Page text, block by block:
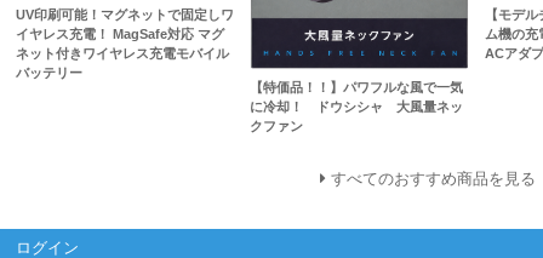
UV印刷可能！マグネットで固定しワ
イヤレス充電！ MagSafe対応 マグ
ネット付きワイヤレス充電モバイル
バッテリー
【特価品！！】パワフルな風で一気
に冷却！ ドウシシャ 大風量ネッ
クファン
【モデ
ム機の
ACアダ
すべてのおすすめ商品を見る
ログイン